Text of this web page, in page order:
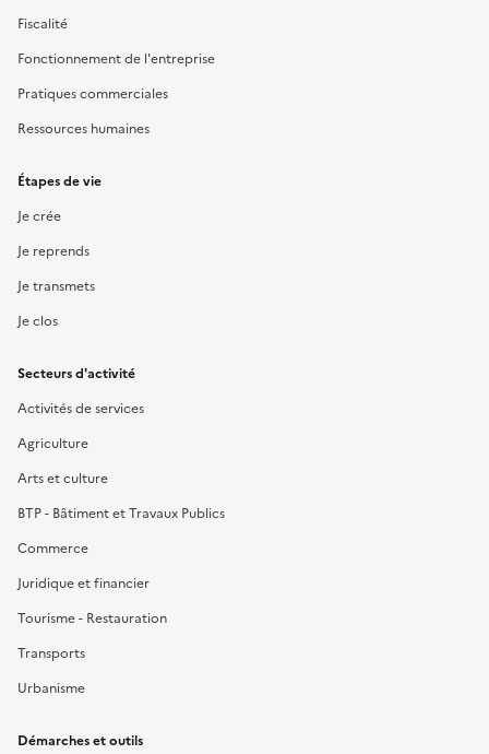
Fiscalité
Fonctionnement de l'entreprise
Pratiques commerciales
Ressources humaines
Étapes de vie
Je crée
Je reprends
Je transmets
Je clos
Secteurs d'activité
Activités de services
Agriculture
Arts et culture
BTP - Bâtiment et Travaux Publics
Commerce
Juridique et financier
Tourisme - Restauration
Transports
Urbanisme
Démarches et outils